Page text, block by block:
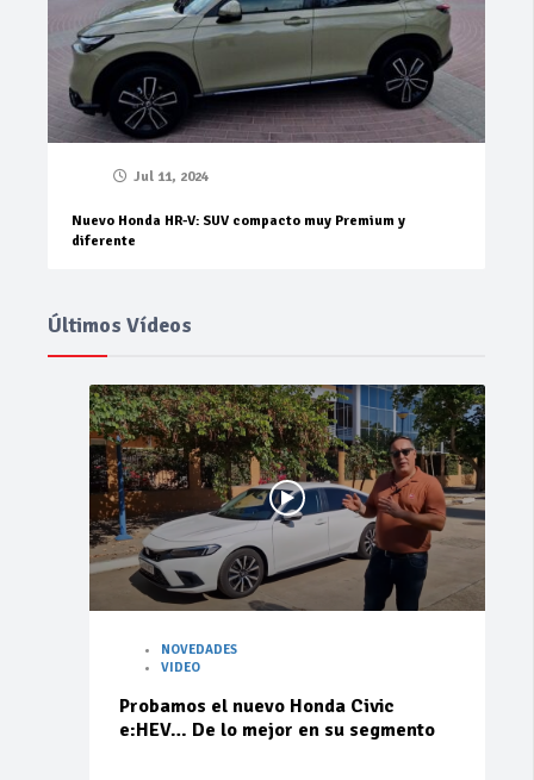
Jul 11, 2024
Nuevo Honda HR-V: SUV compacto muy Premium y
diferente
Últimos Vídeos
NOVEDADES
VIDEO
Probamos el nuevo Honda Civic
e:HEV… De lo mejor en su segmento